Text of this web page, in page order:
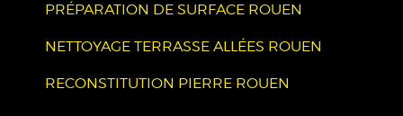
PRÉPARATION DE SURFACE ROUEN
NETTOYAGE TERRASSE ALLÉES ROUEN
RECONSTITUTION PIERRE ROUEN